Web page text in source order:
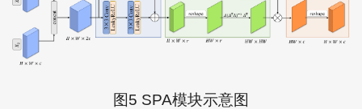
图5 SPA模块示意图